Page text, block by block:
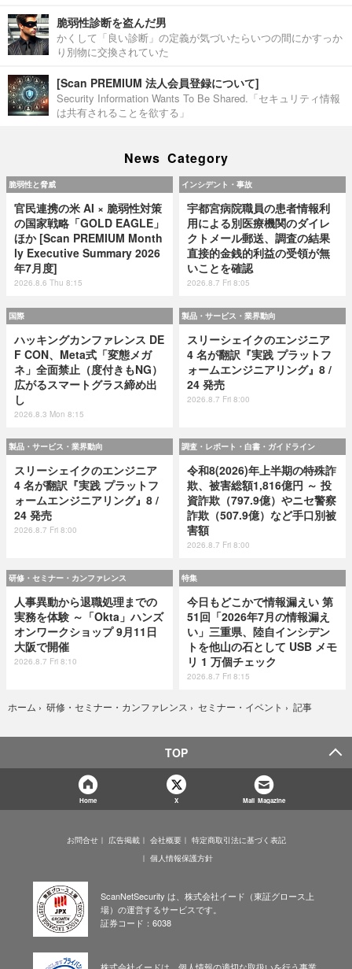
脆弱性診断を盗んだ男
かくして「良い診断」の定義が気づいたらいつの間にかすっか
り別物に交換されていた
[Scan PREMIUM 法人会員登録について]
Security Information Wants To Be Shared.「セキュリティ情報
は共有されることを欲する」
News Category
脆弱性と脅威
官民連携の米 AI × 脆弱性対策
の国家戦略「GOLD EAGLE」
ほか [Scan PREMIUM Month
ly Executive Summary 2026
年7月度]
2026.8.6 Thu 8:15
インシデント・事故
宇都宮病院職員の患者情報利
用による別医療機関のダイレ
クトメール郵送、調査の結果
直接的金銭的利益の受領が無
いことを確認
2026.8.7 Fri 8:05
国際
ハッキングカンファレンス DE
F CON、Meta式「変態メガ
ネ」全面禁止（度付きもNG）
広がるスマートグラス締め出
し
2026.8.3 Mon 8:15
製品・サービス・業界動向
スリーシェイクのエンジニア
4 名が翻訳『実践 プラットフ
ォームエンジニアリング』8 /
24 発売
2026.8.7 Fri 8:00
製品・サービス・業界動向
スリーシェイクのエンジニア
4 名が翻訳『実践 プラットフ
ォームエンジニアリング』8 /
24 発売
2026.8.7 Fri 8:00
調査・レポート・白書・ガイドライン
令和8(2026)年上半期の特殊詐
欺、被害総額1,816億円 ～ 投
資詐欺（797.9億）やニセ警察
詐欺（507.9億）など手口別被
害額
2026.8.7 Fri 8:00
研修・セミナー・カンファレンス
人事異動から退職処理までの
実務を体験 ～「Okta」ハンズ
オンワークショップ 9月11日
大阪で開催
2026.8.7 Fri 8:10
特集
今日もどこかで情報漏えい 第
51回「2026年7月の情報漏え
い」三重県、陸自インシデン
トを他山の石として USB メモ
リ 1 万個チェック
2026.8.7 Fri 8:15
ホーム › 研修・セミナー・カンファレンス › セミナー・イベント › 記事
TOP
Home X Mail Magazine
お問合せ 広告掲載 会社概要
特定商取引法に基づく表記
個人情報保護方針
ScanNetSecurity は、株式会社イード（東証グロース上
場）の運営するサービスです。
証券コード：6038